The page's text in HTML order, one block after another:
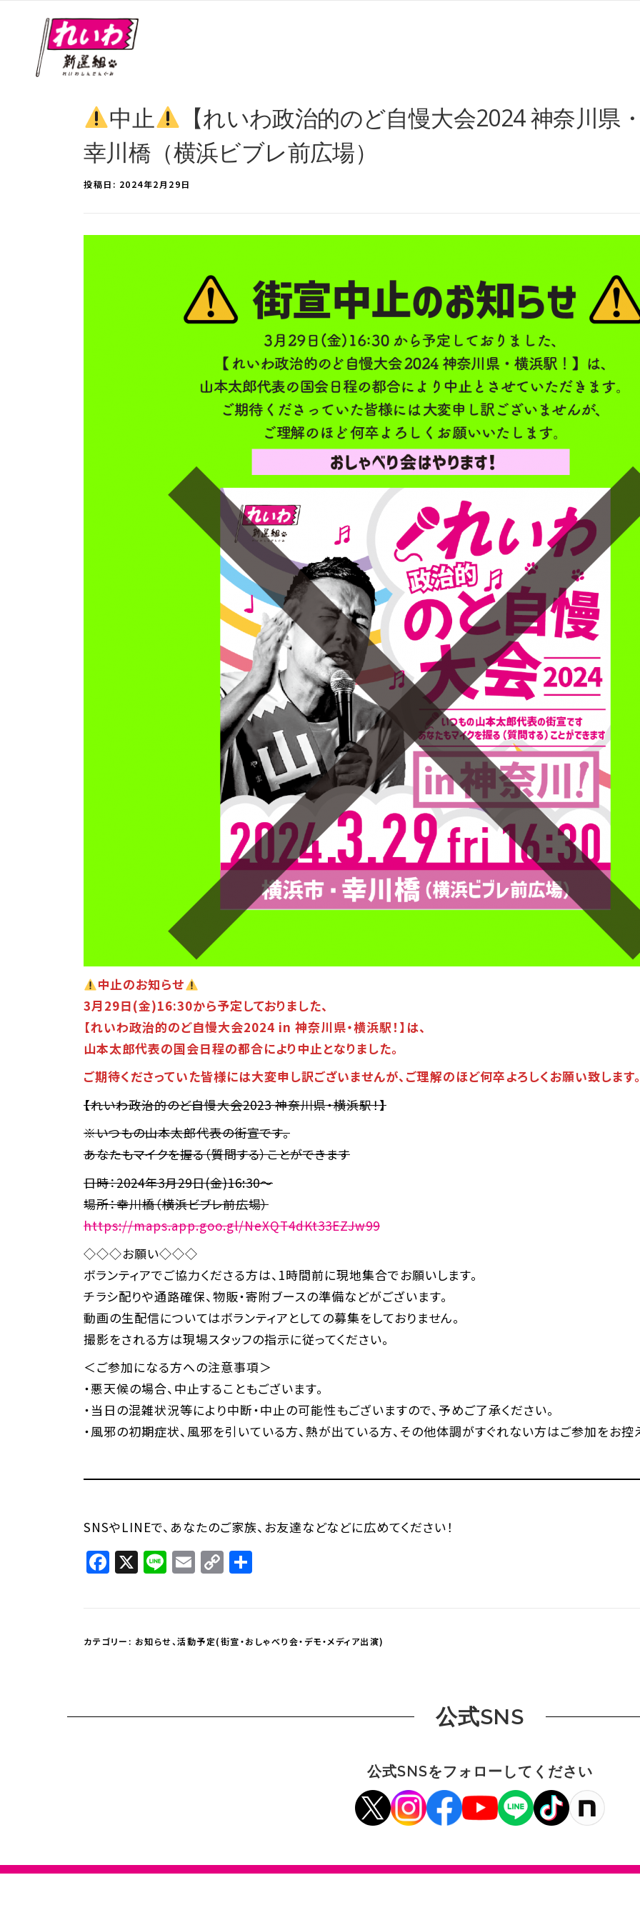
中止
【れいわ政治的のど自慢大会2024 神奈川県
幸川橋（横浜ビブレ前広場）
投稿日: 2024年2月29日
中止のお知らせ
3月29日(金)16:30から予定しておりました、
【れいわ政治的のど自慢大会2024 in 神奈川県・横浜駅！】は、
山本太郎代表の国会日程の都合により中止となりました。
ご期待くださっていた皆様には大変申し訳ございませんが、ご理解のほど何卒よろしくお願い致します
【れいわ政治的のど自慢大会2023 神奈川県・横浜駅！】
※いつもの山本太郎代表の街宣です。
あなたもマイクを握る（質問する）ことができます
日時：2024年3月29日(金)16:30～
場所：幸川橋（横浜ビブレ前広場）
https://maps.app.goo.gl/NeXQT4dKt33EZJw99
◇◇◇お願い◇◇◇
ボランティアでご協力くださる方は、1時間前に現地集合でお願いします。
チラシ配りや通路確保、物販・寄附ブースの準備などがございます。
動画の生配信についてはボランティアとしての募集をしておりません。
撮影をされる方は現場スタッフの指示に従ってください。
＜ご参加になる方への注意事項＞
・悪天候の場合、中止することもございます。
・当日の混雑状況等により中断・中止の可能性もございますので、予めご了承ください。
・風邪の初期症状、風邪を引いている方、熱が出ている方、その他体調がすぐれない方はご参加をお控
SNSやLINEで、あなたのご家族、お友達などなどに広めてください！
Facebook
X LineEmail
Copy
Link
カテゴリー: お知らせ、活動予定(街宣・おしゃべり会・デモ・メディア出演)
公式SNS
公式SNSをフォローしてください